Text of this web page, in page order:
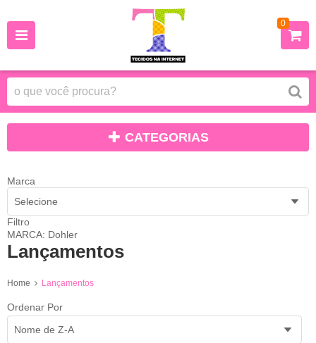
0
CATEGORIAS
Marca
Selecione
Filtro
MARCA: Dohler
Lançamentos
Home Lançamentos
Ordenar Por
Nome de Z-A